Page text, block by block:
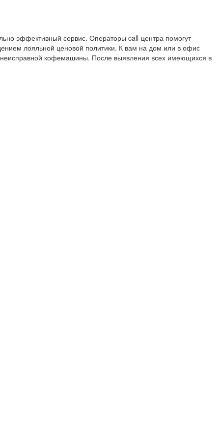
эффективный сервис. Операторы call-центра помогут
лояльной ценовой политики. К вам на дом или в офис
неисправной кофемашины. После выявления всех имеющихся в